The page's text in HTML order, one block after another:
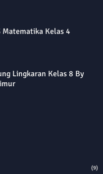
Matematika Kelas 4
Lingkaran Kelas 8 By
(9)